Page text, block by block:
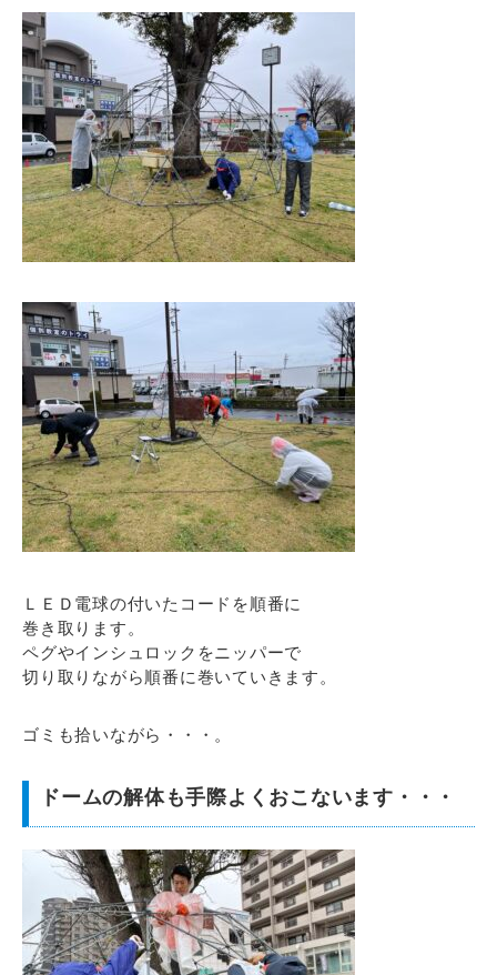
ＬＥＤ電球の付いたコードを順番に
巻き取ります。
ペグやインシュロックをニッパーで
切り取りながら順番に巻いていきます。
ゴミも拾いながら・・・。
ドームの解体も手際よくおこないます・・・